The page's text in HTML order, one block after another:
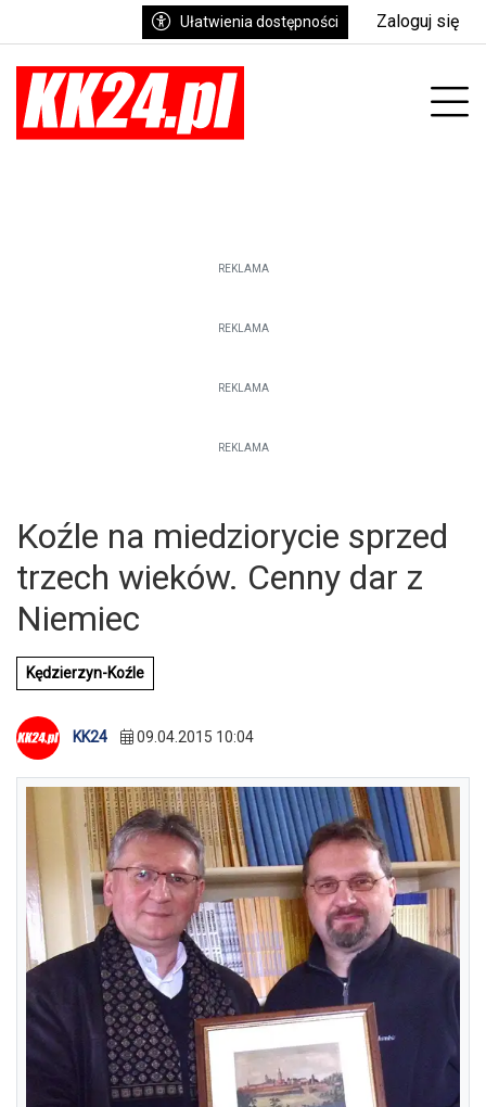
Ułatwienia dostępności Zaloguj się
REKLAMA
REKLAMA
REKLAMA
REKLAMA
Koźle na miedziorycie sprzed
trzech wieków. Cenny dar z
Niemiec
Kędzierzyn-Koźle
KK24 09.04.2015 10:04